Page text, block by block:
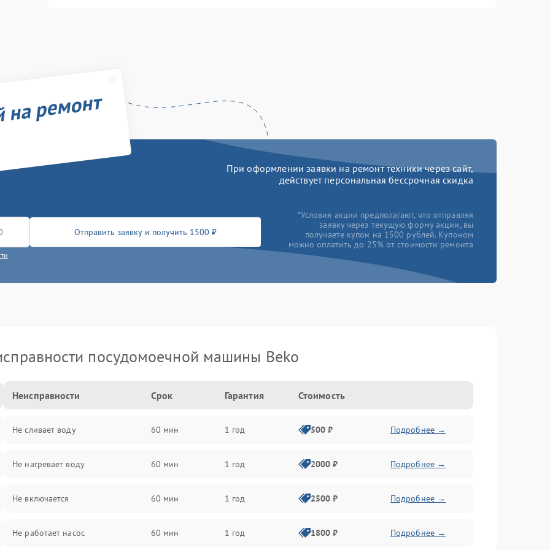
ремонт
При оформлении заявки на ремонт техники через сайт,
действует персональная бессрочная скидка
Отправить заявку и получить 1500 ₽
*Условия акции предполагают, что отправляя
заявку через текущую форму акции, вы
получаете купон на 1500 рублей. Купоном
можно оплатить до 25% от стоимости ремонта
посудомоечной машины Beko
Неисправности Срок Гарантия Стоимость
Не сливает воду 60 мин 1 год 500 ₽ Подробнее →
Не нагревает воду 60 мин 1 год 2000 ₽ Подробнее →
Не включается 60 мин 1 год 2500 ₽ Подробнее →
Не работает насос 60 мин 1 год 1800 ₽ Подробнее →